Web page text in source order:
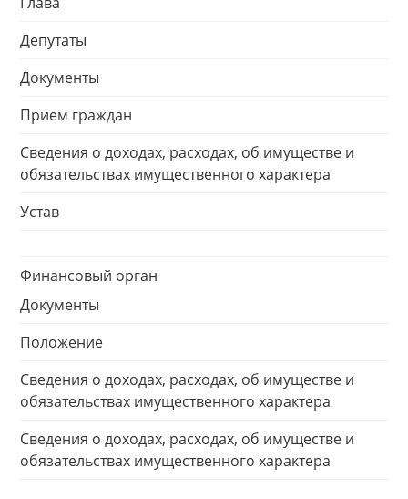
Депутаты
Документы
Прием граждан
Сведения о доходах, расходах, об имуществе и
обязательствах имущественного характера
Устав
Финансовый орган
Документы
Положение
Сведения о доходах, расходах, об имуществе и
обязательствах имущественного характера
Сведения о доходах, расходах, об имуществе и
обязательствах имущественного характера